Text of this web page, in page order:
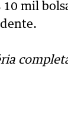
10 mil